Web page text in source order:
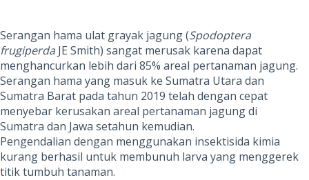
Serangan hama ulat grayak jagung (Spodoptera
frugiperda JE Smith) sangat merusak karena dapat
menghancurkan lebih dari 85% areal pertanaman jagung.
Serangan hama yang masuk ke Sumatra Utara dan
Sumatra Barat pada tahun 2019 telah dengan cepat
menyebar kerusakan areal pertanaman jagung di
Sumatra dan Jawa setahun kemudian.
Pengendalian dengan menggunakan insektisida kimia
kurang berhasil untuk membunuh larva yang menggerek
titik tumbuh tanaman.